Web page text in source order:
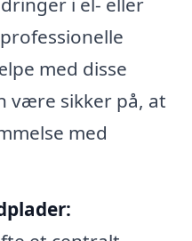
med disse
være sikker på, at
med